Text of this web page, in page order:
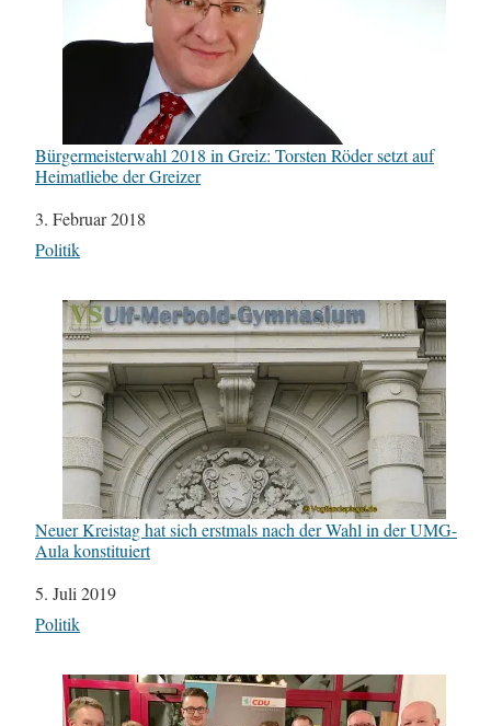
Bürgermeisterwahl 2018 in Greiz: Torsten Röder setzt auf
Heimatliebe der Greizer
Datum
3. Februar 2018
In Bezug auf
Politik
Neuer Kreistag hat sich erstmals nach der Wahl in der UMG-
Aula konstituiert
Datum
5. Juli 2019
In Bezug auf
Politik